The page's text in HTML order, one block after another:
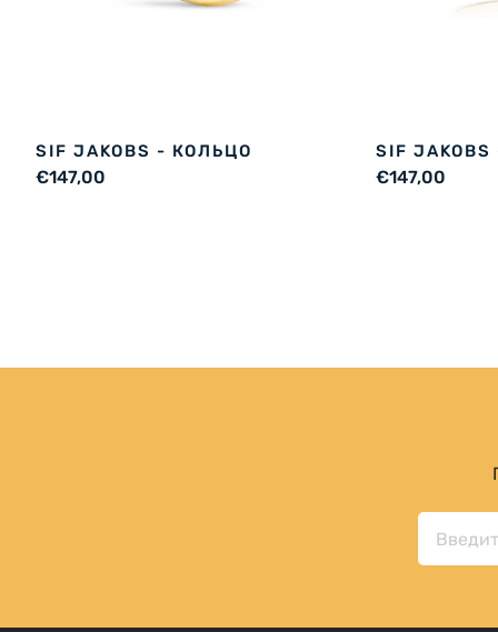
SIF JAKOBS - КОЛЬЦО
€147,00
SIF
€147,00